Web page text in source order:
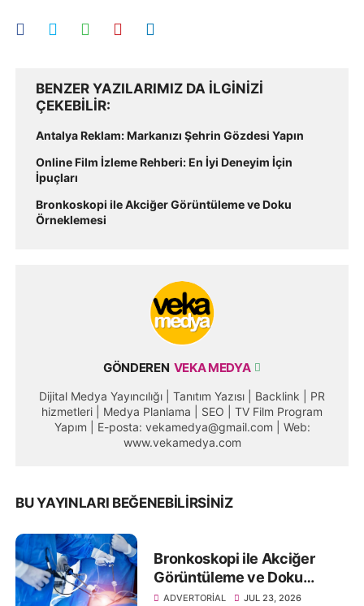
BENZER YAZILARIMIZ DA ILGINIZI
ÇEKEBILIR
Antalya Reklam: Markanızı Şehrin Gözdesi Yapın
Online Film İzleme Rehberi: En İyi Deneyim İçin
İpuçları
Bronkoskopi ile Akciğer Görüntüleme ve Doku
Örneklemesi
GÖNDEREN VEKA MEDYA
Dijital Medya Yayıncılığı | Tanıtım Yazısı | Backlink | PR
hizmetleri | Medya Planlama | SEO | TV Film Program
Yapım | E-posta: vekamedya@gmail.com | Web:
www.vekamedya.com
BU YAYINLARI BEĞENEBILIRSINIZ
Bronkoskopi ile Akciğer
Görüntüleme ve Doku
Örneklemesi
ADVERTORIAL JUL 23, 2026